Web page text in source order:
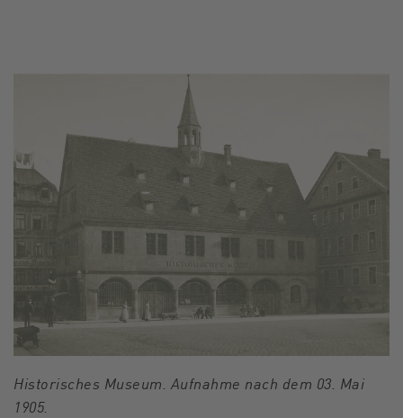
Historisches Museum. Aufnahme nach dem 03. Mai
1905.